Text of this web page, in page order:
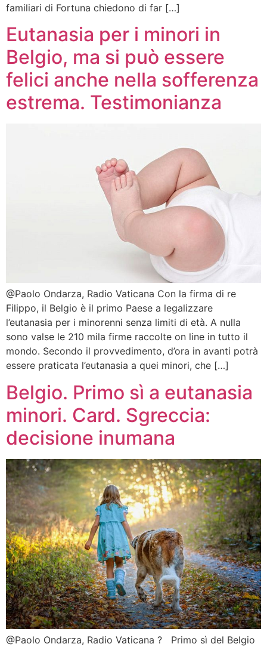
familiari di Fortuna chiedono di far […]
Eutanasia per i minori in
Belgio, ma si può essere
felici anche nella sofferenza
estrema. Testimonianza
@Paolo Ondarza, Radio Vaticana Con la firma di re
Filippo, il Belgio è il primo Paese a legalizzare
l’eutanasia per i minorenni senza limiti di età. A nulla
sono valse le 210 mila firme raccolte on line in tutto il
mondo. Secondo il provvedimento, d’ora in avanti potrà
essere praticata l’eutanasia a quei minori, che […]
Belgio. Primo sì a eutanasia
minori. Card. Sgreccia:
decisione inumana
@Paolo Ondarza, Radio Vaticana ? Primo sì del Belgio